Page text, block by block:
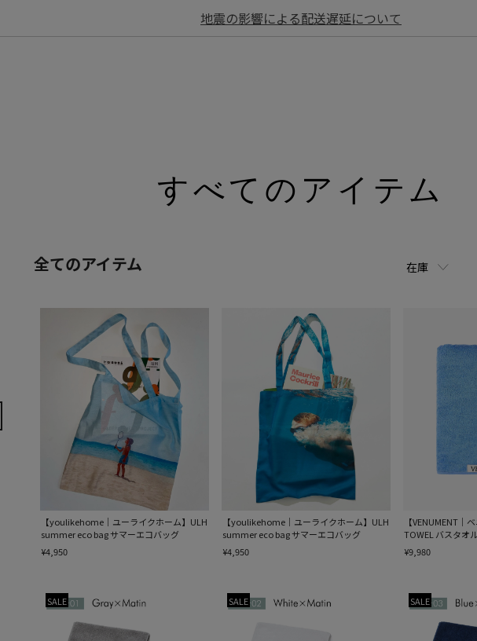
地震の影響による配送遅延について
すべてのアイテム
全てのアイテム 在庫
【youlikehome｜ユーライクホーム】ULH
summer eco bag サマーエコバッグ
¥4,950
【youlikehome｜ユーライクホーム】ULH
summer eco bag サマーエコバッグ
¥4,950
【VENUMENT｜
TOWEL バスタオ
¥9,980
SALE SALE SALE